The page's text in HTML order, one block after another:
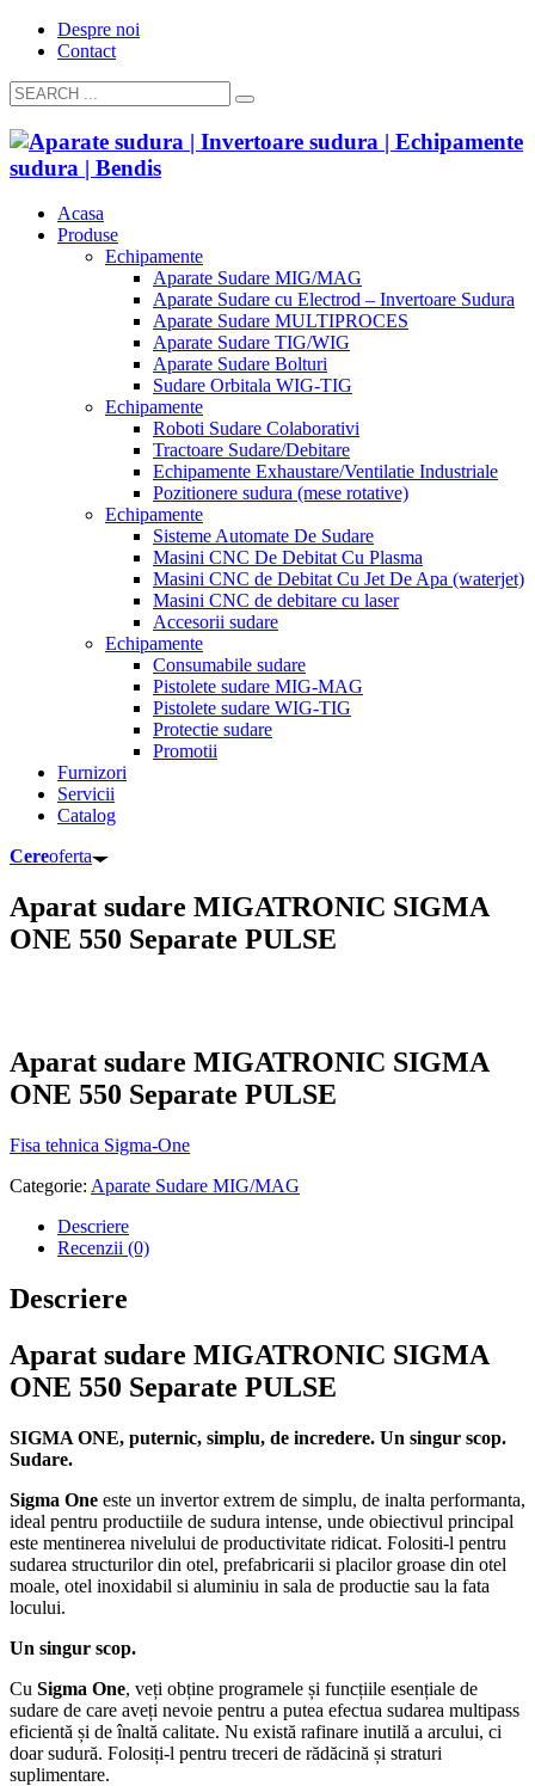
Despre noi
Contact
Acasa
Produse
Echipamente
Aparate Sudare MIG/MAG
Aparate Sudare cu Electrod – Invertoare Sudura
Aparate Sudare MULTIPROCES
Aparate Sudare TIG/WIG
Aparate Sudare Bolturi
Sudare Orbitala WIG-TIG
Echipamente
Roboti Sudare Colaborativi
Tractoare Sudare/Debitare
Echipamente Exhaustare/Ventilatie Industriale
Pozitionere sudura (mese rotative)
Echipamente
Sisteme Automate De Sudare
Masini CNC De Debitat Cu Plasma
Masini CNC de Debitat Cu Jet De Apa (waterjet)
Masini CNC de debitare cu laser
Accesorii sudare
Echipamente
Consumabile sudare
Pistolete sudare MIG-MAG
Pistolete sudare WIG-TIG
Protectie sudare
Promotii
Furnizori
Servicii
Catalog
Cereoferta
Aparat sudare MIGATRONIC SIGMA
ONE 550 Separate PULSE
Aparat sudare MIGATRONIC SIGMA
ONE 550 Separate PULSE
Fisa tehnica Sigma-One
Categorie: Aparate Sudare MIG/MAG
Descriere
Recenzii (0)
Descriere
Aparat sudare MIGATRONIC SIGMA
ONE 550 Separate PULSE
SIGMA ONE, puternic, simplu, de incredere. Un singur scop.
Sudare.
Sigma One este un invertor extrem de simplu, de inalta performanta,
ideal pentru productiile de sudura intense, unde obiectivul principal
este mentinerea nivelului de productivitate ridicat. Folositi-l pentru
sudarea structurilor din otel, prefabricarii si placilor groase din otel
moale, otel inoxidabil si aluminiu in sala de productie sau la fata
locului.
Un singur scop.
Cu Sigma One, veți obține programele și funcțiile esențiale de
sudare de care aveți nevoie pentru a putea efectua sudarea multipass
eficientă și de înaltă calitate. Nu există rafinare inutilă a arcului, ci
doar sudură. Folosiți-l pentru treceri de rădăcină și straturi
suplimentare.